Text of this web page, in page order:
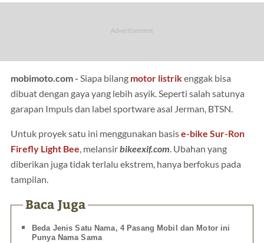
mobimoto.com - Siapa bilang motor listrikenggak bisa
dibuat dengan gaya yang lebih asyik. Seperti salah satunya
garapan Impuls dan label sportware asal Jerman, BTSN.
Untuk proyek satu ini menggunakan basise-bike Sur-Ron
Firefly Light Bee , melansirbikeexif.com . Ubahan yang
diberikan juga tidak terlalu ekstrem, hanya berfokus pada
tampilan.
Baca Juga
Beda Jenis Satu Nama, 4 Pasang Mobil dan Motor ini
Punya Nama Sama